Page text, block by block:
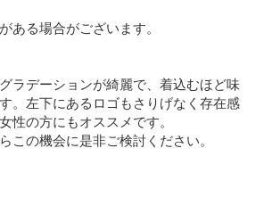
ある場合がございます。
ラデーションが綺麗で、着込むほど味
。左下にあるロゴもさりげなく存在感
性の方にもオススメです。
この機会に是非ご検討ください。